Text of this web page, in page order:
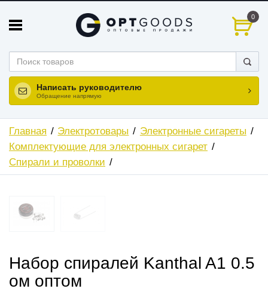
0
Написать руководителю
Обращение напрямую
Главная Электротовары
Электронные сигареты
Комплектующие для электронных сигарет
Спирали и проволки
Набор спиралей Kanthal A1 0.5
ом оптом